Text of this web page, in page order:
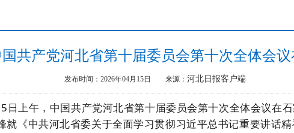
共产党河北省第十届委员会第十次全体会
发布时间：2026年04月15日 来源： 河北日报客户端
日上午，中国共产党河北省第十届委员会第十次全体会议在
就《中共河北省委关于全面学习贯彻习近平总书记重要讲话